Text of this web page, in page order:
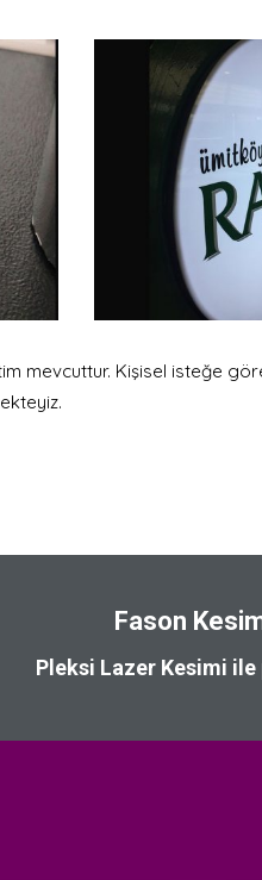
mevcuttur. Kişisel isteğe
Fason
Pleksi Lazer Kesimi